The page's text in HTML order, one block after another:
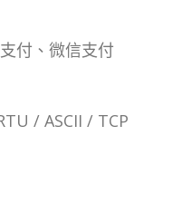
付、微信支付
/ ASCII / TCP